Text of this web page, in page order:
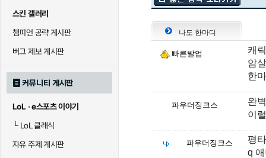
스킨 갤러리
챔피언 공략 게시판
버그 제보 게시판
커뮤니티 게시판
LoL · e스포츠 이야기
└LoL 클래식
자유 주제 게시판
나도 한마디
빠른발업
캐
암
한
파우더징크스
완
이
파우더징크스
평
q